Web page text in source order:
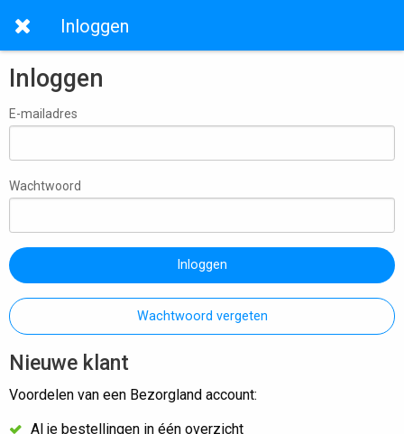
Inloggen
Inloggen
E-mailadres
Wachtwoord
Inloggen
Wachtwoord vergeten
Nieuwe klant
Voordelen van een Bezorgland account:
Al je bestellingen in één overzicht